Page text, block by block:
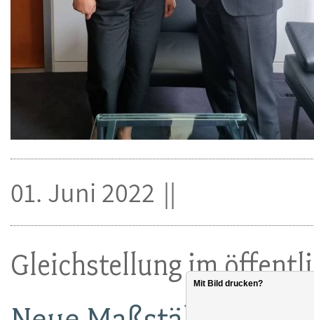
Gleichstellung im
01. Juni 2022
Mit Bild drucken?